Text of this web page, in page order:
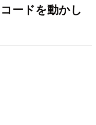
ードを動かし